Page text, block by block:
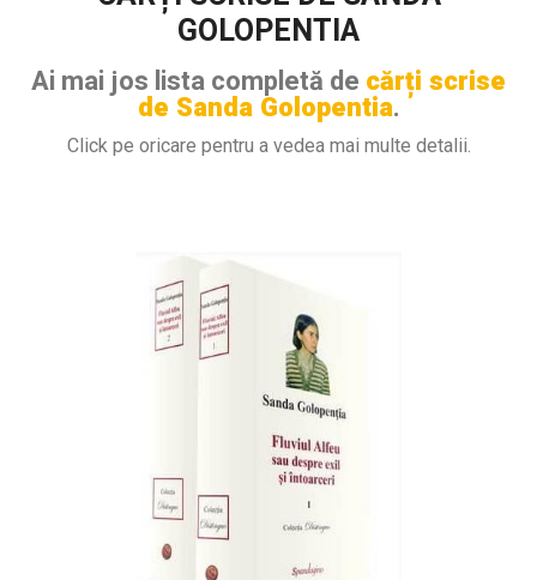
GOLOPENTIA
Ai mai jos lista completă de cărți scrise
de Sanda Golopentia.
Click pe oricare pentru a vedea mai multe detalii.